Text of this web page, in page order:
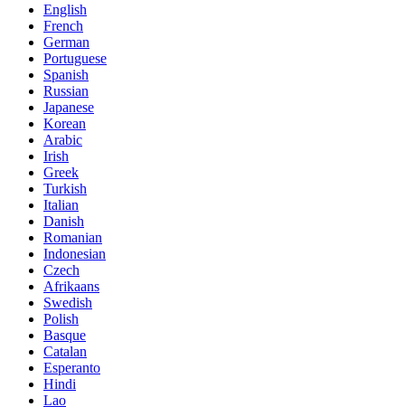
English
French
German
Portuguese
Spanish
Russian
Japanese
Korean
Arabic
Irish
Greek
Turkish
Italian
Danish
Romanian
Indonesian
Czech
Afrikaans
Swedish
Polish
Basque
Catalan
Esperanto
Hindi
Lao